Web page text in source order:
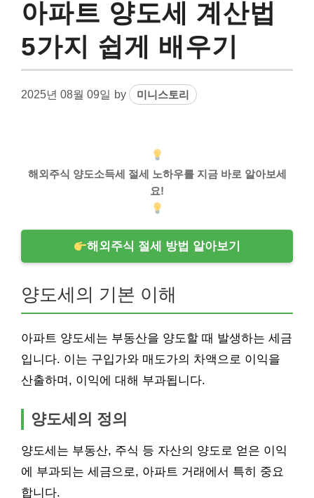
아파트 양도세 계산법
5가지 쉽게 배우기
2025년 08월 09일 by 미니스토리
해외주식 양도소득세 절세 노하우를 지금 바로 알아보세
요!
해외주식 절세 방법 알아보기
양도세의 기본 이해
아파트 양도세는 부동산을 양도할 때 발생하는 세금
입니다. 이는 구입가와 매도가의 차액으로 이익을
산출하며, 이익에 대해 부과됩니다.
양도세의 정의
양도세는 부동산, 주식 등 자산의 양도로 얻은 이익
에 부과되는 세금으로, 아파트 거래에서 특히 중요
합니다.